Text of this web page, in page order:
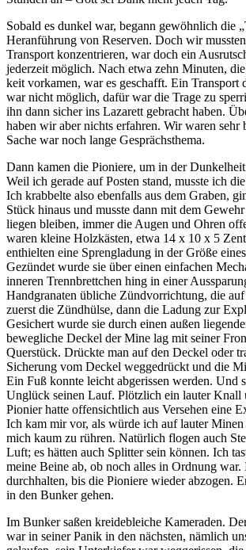
Sobald es dunkel war, begann gewöhnlich die
Heranführung von Reserven. Doch wir
Transport konzentrieren, war doch ein
jederzeit möglich. Nach etwa zehn Minuten,
keit vorkamen, war es geschafft. Ein Transport
war nicht möglich, dafür war die Trage zu
ihn dann sicher ins Lazarett gebracht haben.
haben wir aber nichts erfahren. Wir waren sehr
Sache war noch lange Gesprächsthema.
Dann kamen die Pioniere, um in der
Weil ich gerade auf Posten stand, musste ich
Ich krabbelte also ebenfalls aus dem Graben,
Stück hinaus und musste dann mit dem
liegen bleiben, immer die Augen und Ohren
waren kleine Holzkästen, etwa 14 x 10 x 5
enthielten eine Sprengladung in der Größe
Gezündet wurde sie über einen einfachen
inneren Trennbrettchen hing in einer
Handgranaten übliche Zündvorrichtung, die
zuerst die Zündhülse, dann die Ladung zur
Gesichert wurde sie durch einen außen
bewegliche Deckel der Mine lag mit seiner
Querstück. Drückte man auf den Deckel oder
Sicherung vom Deckel weggedrückt und die
Ein Fuß konnte leicht abgerissen werden. Und
Unglück seinen Lauf. Plötzlich ein lauter Knall
Pionier hatte offensichtlich aus Versehen eine
Ich kam mir vor, als würde ich auf lauter
mich kaum zu rühren. Natürlich flogen auch
Luft; es hätten auch Splitter sein können. Ich
meine Beine ab, ob noch alles in Ordnung war.
durchhalten, bis die Pioniere wieder abzogen.
in den Bunker gehen.
Im Bunker saßen kreidebleiche Kameraden.
war in seiner Panik in den nächsten, nämlich